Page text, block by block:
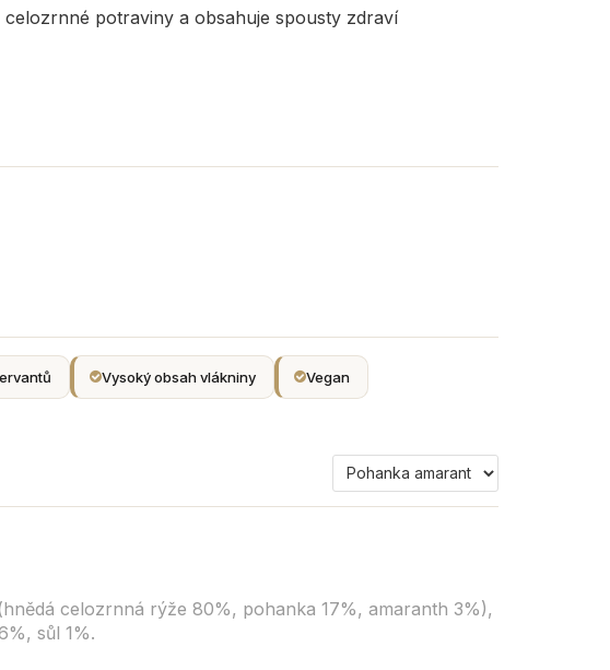
potraviny a obsahuje spousty zdraví
Vysoký obsah vlákniny Vegan
Související
produkt
celozrnná rýže 80%, pohanka 17%, amaranth 3%),
sůl 1%.